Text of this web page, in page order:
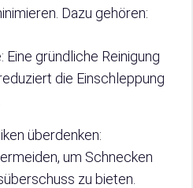
Dazu gehören:
Eine gründliche Reinigung
die Einschleppung
überdenken:
um Schnecken
zu bieten.